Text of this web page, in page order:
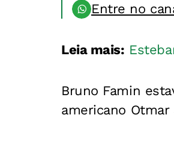
Entre no
Leia mais:
Bruno Famin
americano